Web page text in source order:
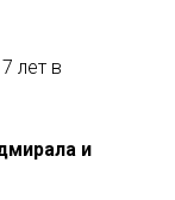
лет в
и